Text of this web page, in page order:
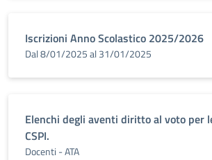
Iscrizioni Anno Scolastico 2025/2026
Dal 8/01/2025 al 31/01/2025
Elenchi degli aventi diritto al voto per
CSPI.
Docenti - ATA